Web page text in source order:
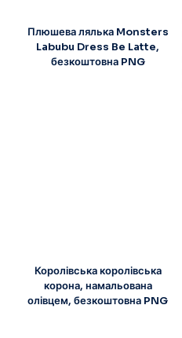
Плюшева лялька Monsters
Labubu Dress Be Latte,
безкоштовна PNG
Королівська королівська
корона, намальована
олівцем, безкоштовна PNG